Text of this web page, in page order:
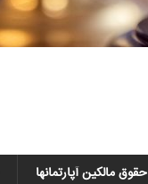
حقوق مالکین آپارتمانها